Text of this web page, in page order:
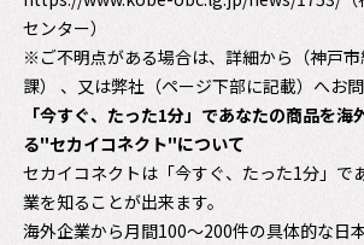
センター）
※ご不明点がある場合は、詳細から（神戸
課） 、又は弊社（ページ下部に記載）へお
「今すぐ、たった1分」であなたの商品を海
る"セカイコネクト"について
セカイコネクトは「今すぐ、たった1分」で
業を知ることが出来ます。
海外企業から月間100〜200件の具体的な日